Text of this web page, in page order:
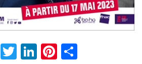
Facebook
Twitter
LinkedIn
Pinterest